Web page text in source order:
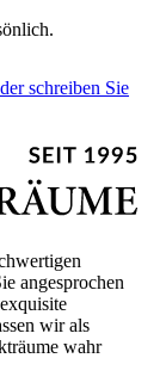
schreiben Sie
angesprochen
wir als
wahr